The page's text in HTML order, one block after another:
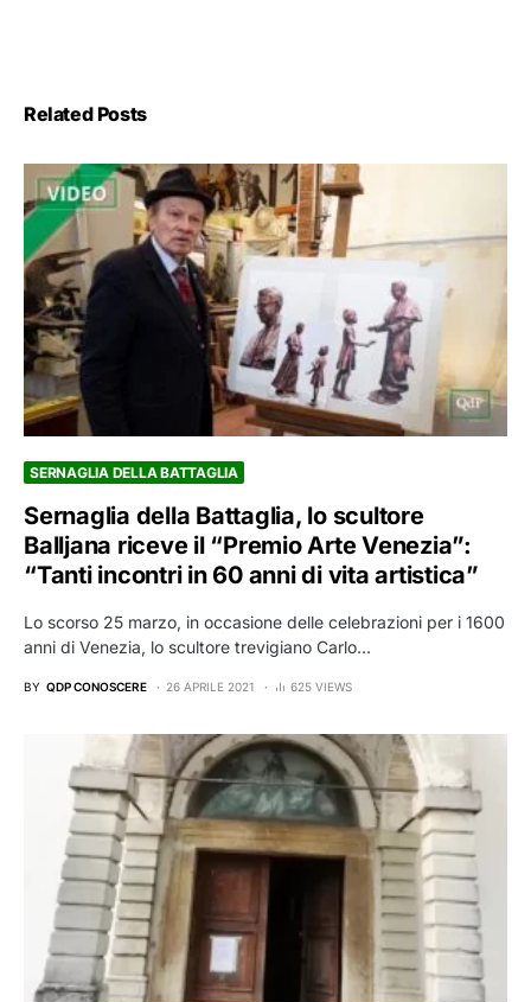
Related Posts
SERNAGLIA DELLA BATTAGLIA
Sernaglia della Battaglia, lo scultore
Balljana riceve il “Premio Arte Venezia”:
“Tanti incontri in 60 anni di vita artistica”
Lo scorso 25 marzo, in occasione delle celebrazioni per i 1600
anni di Venezia, lo scultore trevigiano Carlo…
BY QDP CONOSCERE 26 APRILE 2021 625 VIEWS